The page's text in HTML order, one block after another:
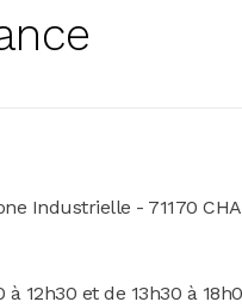
Industrielle - 71170
12h30 et de 13h30 à